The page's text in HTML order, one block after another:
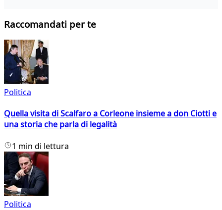
Raccomandati per te
Politica
Quella visita di Scalfaro a Corleone insieme a don Ciotti e
una storia che parla di legalità
1 min di lettura
Politica